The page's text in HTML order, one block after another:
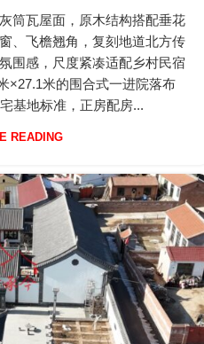
筒瓦屋面，原木结构搭配垂花
、飞檐翘角，复刻地道北方传
围感，尺度紧凑适配乡村民宿
×27.1米的围合式一进院落布
基地标准，正房配房...
READING